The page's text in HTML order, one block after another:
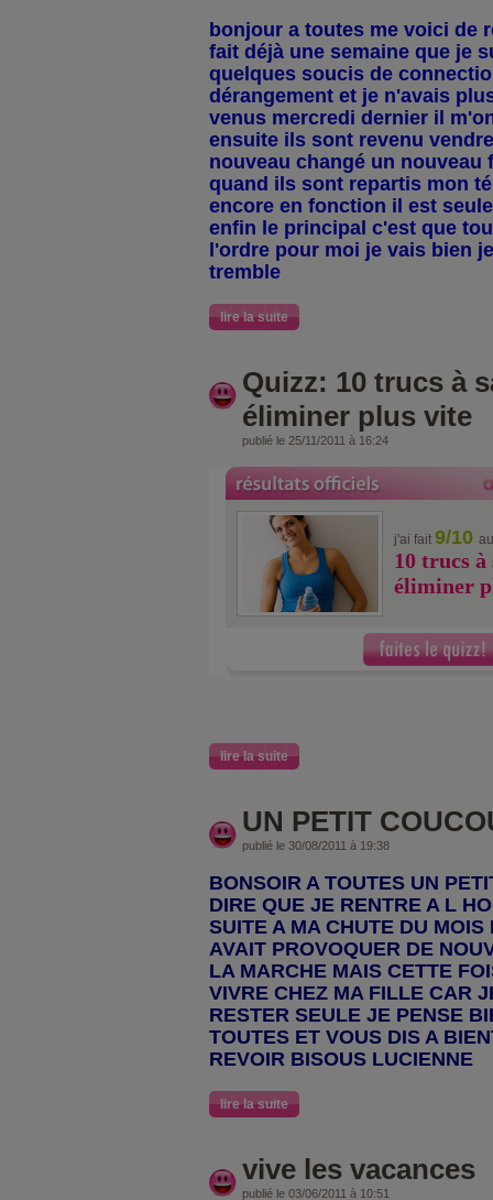
bonjour a toutes me voici de
fait déjà une semaine que je
quelques soucis de
dérangement et je n'avais
venus mercredi dernier il
ensuite ils sont revenu
nouveau changé un nouveau
quand ils sont repartis mon
encore en fonction il est
enfin le principal c'est que
l'ordre pour moi je vais bien
tremble
lire la suite
Quizz: 10 trucs à
éliminer plus vite
publié le 25/11/2011 à 16:24
j'ai fait 9/10
10 trucs
éliminer
lire la suite
UN PETIT
publié le 30/08/2011 à 19:38
BONSOIR A TOUTES UN
DIRE QUE JE RENTRE A L
SUITE A MA CHUTE DU MOIS
AVAIT PROVOQUER DE
LA MARCHE MAIS CETTE
VIVRE CHEZ MA FILLE CAR
RESTER SEULE JE PENSE
TOUTES ET VOUS DIS A
REVOIR BISOUS LUCIENNE
lire la suite
vive les vacances
publié le 03/06/2011 à 10:51